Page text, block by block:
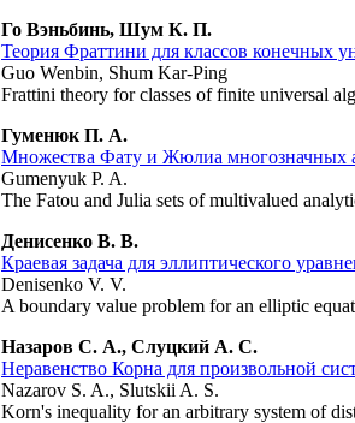
Го Вэньбинь, Шум К. П.
Теория Фраттини для классов конечных
Guo Wenbin, Shum Kar-Ping
Frattini theory for classes of finite universal
Гуменюк П. А.
Множества Фату и Жюлиа многозначных
Gumenyuk P. A.
The Fatou and Julia sets of multivalued
Денисенко В. В.
Краевая задача для эллиптического
Denisenko V. V.
A boundary value problem for an elliptic
Назаров С. А., Слуцкий А. С.
Неравенство Корна для произвольной
Nazarov S. A., Slutskii A. S.
Korn's inequality for an arbitrary system of